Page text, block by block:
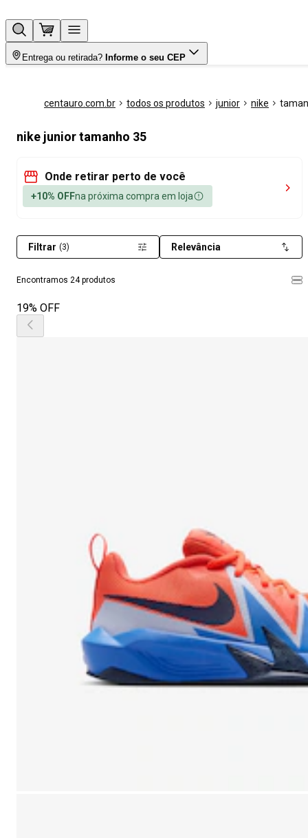
Entrega ou retirada? Informe o seu CEP
centauro.com.br todos os produtos junior nike
nike junior tamanho 35
Onde retirar perto de você
+10% OFFna próxima compra em loja
Encontramos 24 produtos
Filtrar (3) Relevância
19% OFF